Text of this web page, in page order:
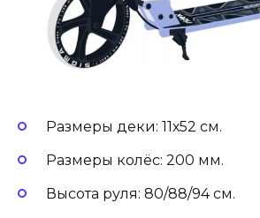
Размеры деки: 11х52 см.
Размеры колёс: 200 мм.
Высота руля: 80/88/94 см.